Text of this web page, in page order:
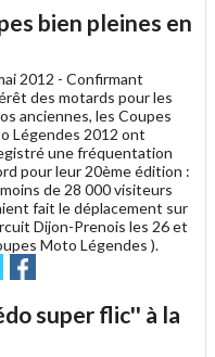
bien pleines en
2012 - Confirmant
des motards pour les
anciennes, les Coupes
Légendes 2012 ont
une fréquentation
pour leur 20ème édition :
de 28 000 visiteurs
fait le déplacement sur
Dijon-Prenois les 26 et
Moto Légendes ).
Partager
sur
super flic'' à la